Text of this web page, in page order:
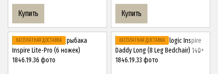
Купить Купить
БЕСПЛАТНАЯ ДОСТАВКА БЕСПЛАТНАЯ ДОСТАВКА